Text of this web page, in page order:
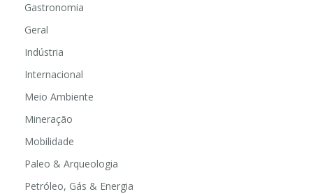
Gastronomia
Geral
Indústria
Internacional
Meio Ambiente
Mineração
Mobilidade
Paleo & Arqueologia
Petróleo, Gás & Energia